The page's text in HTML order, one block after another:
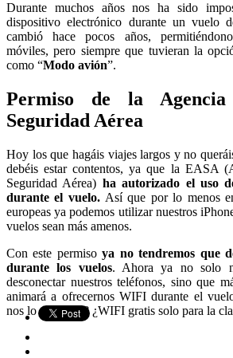
Durante muchos años nos ha sido
dispositivo electrónico durante un vuelo
cambió hace pocos años,
móviles, pero siempre que tuvieran la
como “Modo avión”.
Permiso de la
Seguridad Aérea
Hoy los que hagáis viajes largos y no
debéis estar contentos, ya que la EASA
Seguridad Aérea) ha autorizado el uso
durante el vuelo. Así que por lo menos
europeas ya podemos utilizar nuestros
vuelos sean más amenos.
Con este permisoya no tendremos que
durante los vuelos. Ahora ya no solo
desconectar nuestros teléfonos, sino que
animará a ofrecernos WIFI durante el
nos lo cobrarán? ¿WIFI gratis solo para la